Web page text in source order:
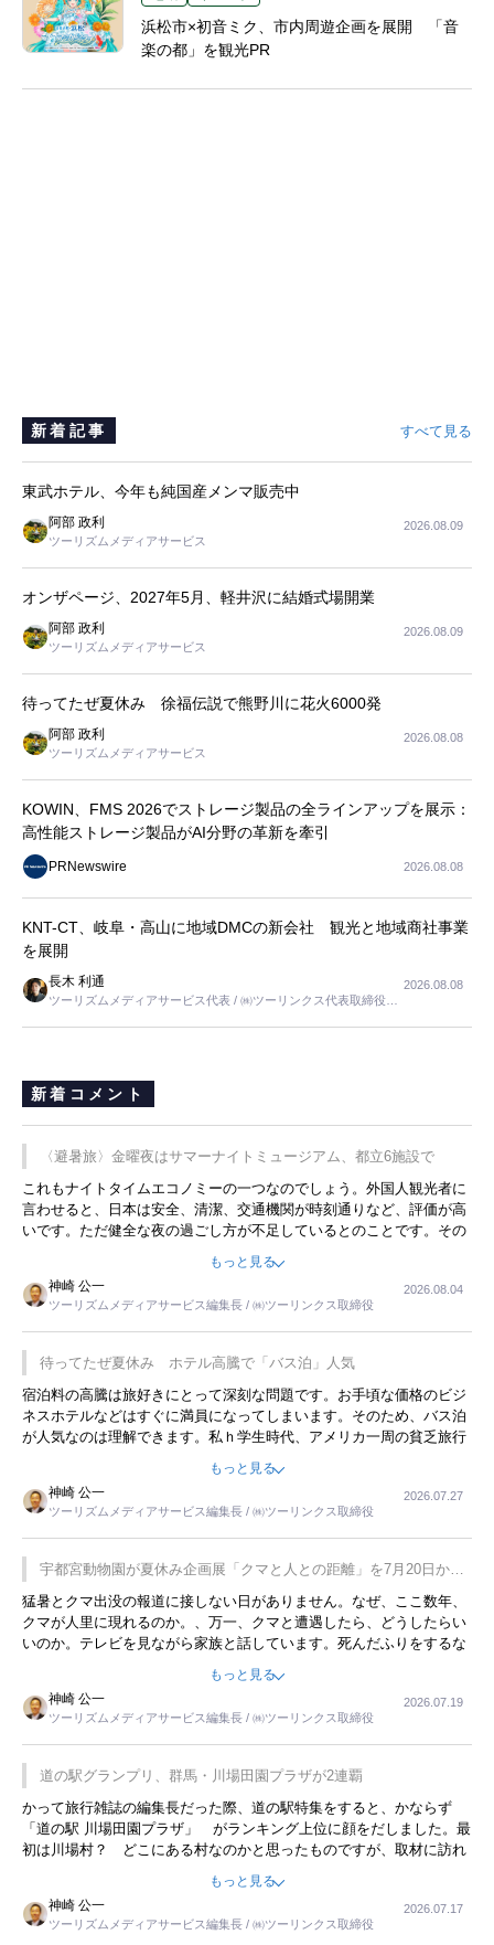
浜松市×初音ミク、市内周遊企画を展開 「音
楽の都」を観光PR
新着記事 すべて見る
東武ホテル、今年も純国産メンマ販売中
阿部 政利
ツーリズムメディアサービス
2026.08.09
オンザページ、2027年5月、軽井沢に結婚式場開業
阿部 政利
ツーリズムメディアサービス
2026.08.09
待ってたぜ夏休み 徐福伝説で熊野川に花火6000発
阿部 政利
ツーリズムメディアサービス
2026.08.08
KOWIN、FMS 2026でストレージ製品の全ラインアップを展示：
高性能ストレージ製品がAI分野の革新を牽引
PRNewswire 2026.08.08
KNT-CT、岐阜・高山に地域DMCの新会社 観光と地域商社事業
を展開
長木 利通
ツーリズムメディアサービス代表 / ㈱ツーリンクス代表取締役社
2026.08.08
新着コメント
〈避暑旅〉金曜夜はサマーナイトミュージアム、都立6施設で
これもナイトタイムエコノミーの一つなのでしょう。外国人観光者に
言わせると、日本は安全、清潔、交通機関が時刻通りなど、評価が高
いです。ただ健全な夜の過ごし方が不足しているとのことです。その
ような意味で、金曜夜にこのようなイベントが行われれば、日本人に
限らず外国人にとっても楽しみが増えるでしょうね。
もっと見る
神崎 公一
ツーリズムメディアサービス編集長 / ㈱ツーリンクス取締役
2026.08.04
待ってたぜ夏休み ホテル高騰で「バス泊」人気
宿泊料の高騰は旅好きにとって深刻な問題です。お手頃な価格のビジ
ネスホテルなどはすぐに満員になってしまいます。そのため、バス泊
が人気なのは理解できます。私ｈ学生時代、アメリカ一周の貧乏旅行
をした時は、移動はグレイハウンドバスでした。夕方から夜の便を利
用してホテル代を浮かせていました。ただし、若いからできたことで
す。若い人が夜行バスで京都に行った、青森に行ったと聞くと、疲れ
が残らないのかなと思ってしまいます。
もっと見る
神崎 公一
ツーリズムメディアサービス編集長 / ㈱ツーリンクス取締役
2026.07.27
宇都宮動物園が夏休み企画展「クマと人との距離」を7月20日から
開催
猛暑とクマ出没の報道に接しない日がありません。なぜ、ここ数年、
クマが人里に現れるのか。、万一、クマと遭遇したら、どうしたらい
いのか。テレビを見ながら家族と話しています。死んだふりをするな
んてことは、冗談でもいえません。そんな中で、この企画展はタイム
もっと見る
神崎 公一
ツーリズムメディアサービス編集長 / ㈱ツーリンクス取締役
2026.07.19
道の駅グランプリ、群馬・川場田園プラザが2連覇
かって旅行雑誌の編集長だった際、道の駅特集をすると、かならず
「道の駅 川場田園プラザ」 がランキング上位に顔をだしました。最
初は川場村？ どこにある村なのかと思ったものですが、取材に訪れ
永井 彰一社長にインタビューしたら、興味深い話が次々が飛び出しま
した。プレゼンも巧みで、今でも思い出すことが２つあります。一つ
は、従業員に東京ディズニーランドを見学させ、サービス業、接客業
の何かを理解してもらっていることです。 もう一つは1800円もする
もっと見る
神崎 公一
ツーリズムメディアサービス編集長 / ㈱ツーリンクス取締役
2026.07.17